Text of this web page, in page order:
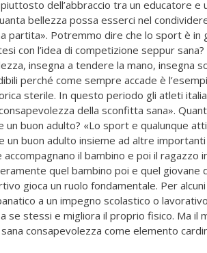
dell’abbraccio tra un educatore e
bellezza possa esserci nel
partita». Potremmo dire che lo sport è in
con l’idea di competizione seppur
insegna a tendere la mano, insegna
perché come sempre accade è
sterile. In questo periodo gli atleti
della sconfitta sana».
un buon adulto? «Lo sport e qualunque
un buon adulto insieme ad altre
accompagnano il bambino e poi il ragazzo
quel bambino poi e quel giovane
gioca un ruolo fondamentale. Per
a un impegno scolastico o
se stessi e migliora il proprio fisico. Ma il
consapevolezza come elemento